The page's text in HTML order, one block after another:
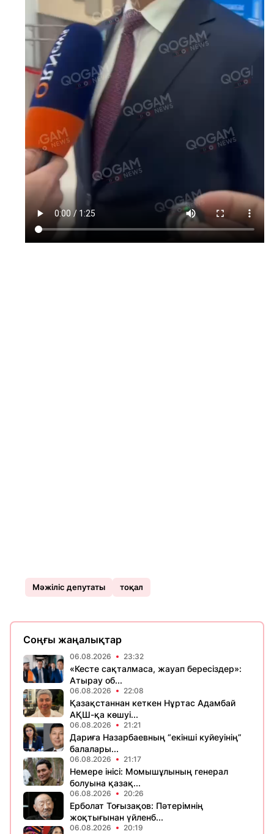
Мәжіліс депутаты тоқал
Соңғы жаңалықтар
06.08.2026 23:32
«Кесте сақталмаса, жауап бересіздер»:
Атырау об...
06.08.2026 22:08
Қазақстаннан кеткен Нұртас Адамбай
АҚШ-қа көшуі...
06.08.2026 21:21
Дариға Назарбаевның “екінші куйеуінің”
балалары...
06.08.2026 21:17
Немере інісі: Момышұлының генерал
болуына қазақ...
06.08.2026 20:26
Ерболат Тоғызақов: Пәтерімнің
жоқтығынан үйленб...
06.08.2026 20:19